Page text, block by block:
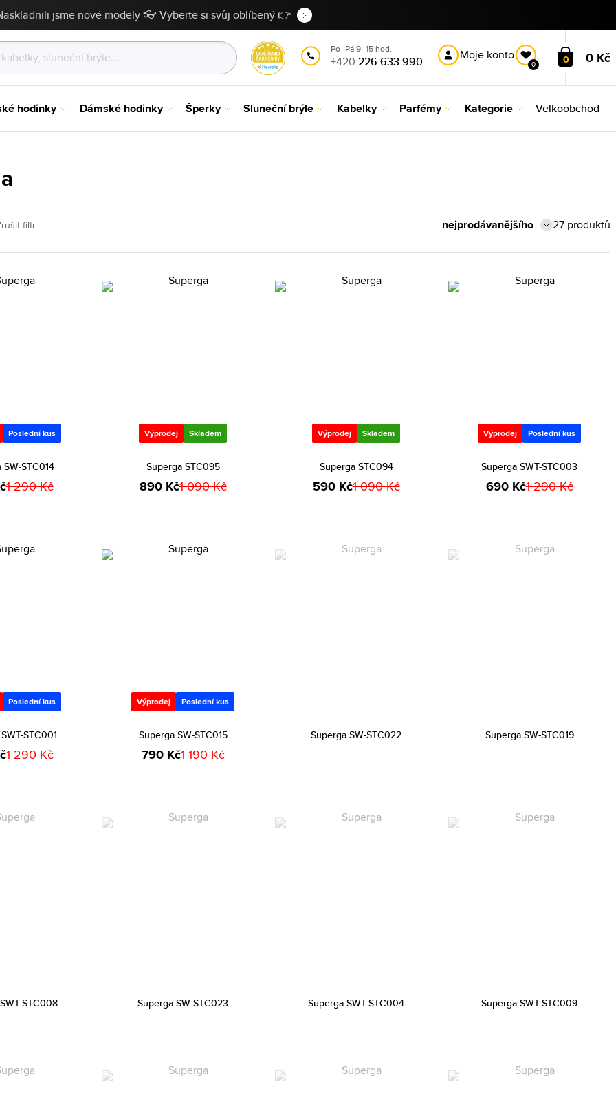
jsme nové modely 👓 Vyberte si svůj oblíbený 👉
Po–Pá 9–15 hod.
+420 226 633 990 Moje konto
0 0 0 Kč
hodinky Dámské hodinky Šperky Sluneční brýle Kabelky Parfémy Kategorie Velkoobchod
filtr 27 produktů
Poslední kus
STC014
1 290 Kč
Výprodej Skladem
Superga STC095
890 Kč1 090 Kč
Výprodej Skladem
Superga STC094
590 Kč1 090 Kč
Výprodej Poslední kus
Superga SWT-STC003
690 Kč1 290 Kč
Poslední kus
STC001
1 290 Kč
Výprodej Poslední kus
Superga SW-STC015
790 Kč1 190 Kč
Superga SW-STC022 Superga SW-STC019
STC008 Superga SW-STC023 Superga SWT-STC004 Superga SWT-STC009